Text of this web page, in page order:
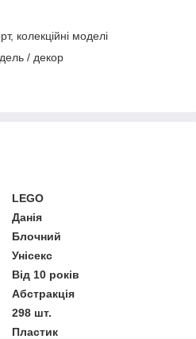
колекційні моделі
/ декор
LEGO
Данія
Блочний
Унісекс
Від 10 років
Абстракція
298 шт.
Пластик